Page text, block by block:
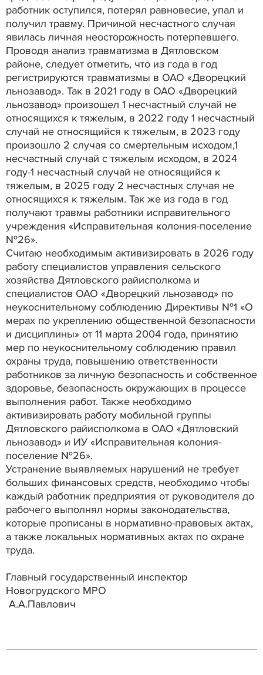
работник оступился, потерял равновесие, упал и
получил травму. Причиной несчастного случая
явилась личная неосторожность потерпевшего.
Проводя анализ травматизма в Дятловском
районе, следует отметить, что из года в год
регистрируются травматизмы в ОАО «Дворецкий
льнозавод». Так в 2021 году в ОАО «Дворецкий
льнозавод» произошел 1 несчастный случай не
относящихся к тяжелым, в 2022 году 1 несчастный
случай не относящийся к тяжелым, в 2023 году
произошло 2 случая со смертельным исходом,1
несчастный случай с тяжелым исходом, в 2024
году-1 несчастный случай не относящийся к
тяжелым, в 2025 году 2 несчастных случая не
относящихся к тяжелым. Так же из года в год
получают травмы работники исправительного
учреждения «Исправительная колония-поселение
№26».
Считаю необходимым активизировать в 2026 году
работу специалистов управления сельского
хозяйства Дятловского райисполкома и
специалистов ОАО «Дворецкий льнозавод» по
неукоснительному соблюдению Директивы №1 «О
мерах по укреплению общественной безопасности
и дисциплины» от 11 марта 2004 года, принятию
мер по неукоснительному соблюдению правил
охраны труда, повышению ответственности
работников за личную безопасность и собственное
здоровье, безопасность окружающих в процессе
выполнения работ. Также необходимо
активизировать работу мобильной группы
Дятловского райисполкома в ОАО «Дятловский
льнозавод» и ИУ «Исправительная колония-
поселение №26».
Устранение выявляемых нарушений не требует
больших финансовых средств, необходимо чтобы
каждый работник предприятия от руководителя до
рабочего выполнял нормы законодательства,
которые прописаны в нормативно-правовых актах,
а также локальных нормативных актах по охране
труда.
Главный государственный инспектор
Новогрудского МРО
А.А.Павлович